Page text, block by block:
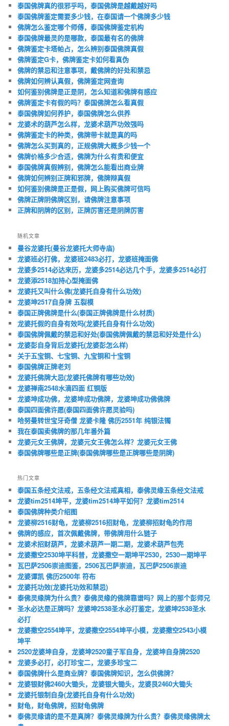
泰国佛牌真的很邪乎吗，泰国佛牌是越戴越好吗
泰国佛牌鉴定需要多少钱，在泰国请一个佛牌多少钱
佛牌怎么鉴定哪个师傅，泰国佛牌鉴定机构
泰国佛牌最灵的是哪款，泰国最有名的佛牌
佛牌鉴定卡塔帕占，怎么辨别泰国佛牌真假
佛牌鉴定G卡，佛牌鉴定卡如何看真伪
佛牌的禁忌和注意事项，戴佛牌的好处和禁忌
佛牌如何辨认真假，佛牌鉴定网查询
如何鉴别佛牌是正是阴，怎么知道和佛牌有感应
佛牌鉴定卡有假的吗？泰国佛牌怎么看真假
泰国佛牌如何养护，泰国佛牌怎么供养
龙婆术的葫芦怎么样，龙婆术葫芦功效强吗
佛牌鉴定卡的种类，佛牌带卡就是真的吗
佛牌怎么买到真的，正规佛牌大概多少钱一个
佛牌价格多少合适，佛牌为什么有贵和便宜
泰国佛牌真假辨别，佛牌怎么能看出商业牌
佛牌如何辨别正牌和邪牌，佛牌辩真假
如何鉴别佛牌是正是假，网上购买佛牌可信吗
佛牌正牌阴佛牌区别，请佛牌注意事项
正牌和阴牌的区别，正牌厉害还是阴牌厉害
随机文章
曼谷龙婆托(曼谷龙婆托大师寺庙)
龙婆班必打佛，龙婆班2483必打，龙婆班掩面佛
龙婆多2514必达来历，龙婆多2514必达几个手，龙婆多2514必打
龙婆添2518加持心型掩面佛
龙婆托又叫什么佛(龙婆托自身有什么功效)
龙婆坤2517自身牌 五裂模
泰国正牌佛牌是什么(泰国正牌佛牌是什么材质)
龙婆托假的自身有效吗(龙婆托自身有什么功效)
泰国佛牌佩戴的禁忌和好处(泰国佛牌佩戴的禁忌和好处是什么)
龙婆彭自身背后龙婆托(龙婆彭怎么样)
关于五宝铜、七宝铜、九宝铜和十宝铜
泰国佛牌正牌老刘
龙婆托佛牌大忌(龙婆托佛牌有哪些功效)
龙婆禅南2548水滴四面 红铜版
龙婆坤成功佛，龙婆坤成功佛牌，龙婆坤成功佛佛牌
泰国四面佛许愿(泰国四面佛许愿灵验吗)
哈努曼转世宝牙奇僧 龙婆卡隆 佛历2551年 纯银法镯
我在泰国卖佛牌的那几年番外篇
龙婆元女王佛牌，龙婆元女王佛怎么样？龙婆元女王佛
泰国佛牌哪些是正牌(泰国佛牌哪些是正牌哪些是阴牌)
热门文章
泰国五条经文法戒，五条经文法戒真相，泰佛灵缘五条经文法戒
龙婆tim2514坤平，龙婆tim2514坤平如何？龙婆tim2514
泰国佛牌种类介绍图
龙婆柳2516财龟，龙婆柳2516招财龟，龙婆柳招财龟的作用
佛牌的感应，首次佩戴佛牌，带佛牌用什么链子
龙婆术招财葫芦，龙婆术葫芦一期二期，龙婆术葫芦包壳
龙婆撒空2530坤平科普，龙婆撒空一期坤平2530，2530一期坤平
瓦巴萨2506崇迪图鉴，2506瓦巴萨崇迪，瓦巴萨2506崇迪
龙婆谭凯 佛历2500年 符布
龙婆托功效(龙婆托功效和禁忌)
泰佛灵缘牌为什么贵？泰佛灵缘的佛牌靠谱吗？网上的那个彭师兄
圣水必达是正牌吗？龙婆坤2538圣水必打鉴定，龙婆坤2538圣水
必打
龙婆撒空2554坤平，龙婆撒空2554坤平小模，龙婆撒空2543小模
坤平
2520龙婆坤自身，龙婆坤2520童子军自身，龙婆坤自身牌2520
龙婆多必打，必打珍宝二，龙婆多珍宝二
泰国佛牌什么是商业牌？泰国佛牌知识，怎么供佛牌？
龙婆银财佛2460大锄头，龙婆银大锄头，龙婆艮2460大锄头
龙婆托银制自身(龙婆托自身有什么功效)
财龟，财龟佛牌，招财龟佛牌
泰佛灵缘请的是不是真牌？泰佛灵缘牌为什么贵？泰佛灵缘佛牌太